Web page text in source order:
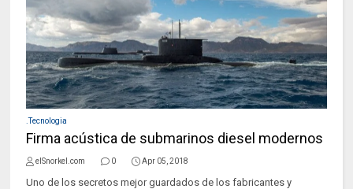
.Tecnologia
Firma acústica de submarinos diesel modernos
elSnorkel.com 0 Apr 05, 2018
Uno de los secretos mejor guardados de los fabricantes y